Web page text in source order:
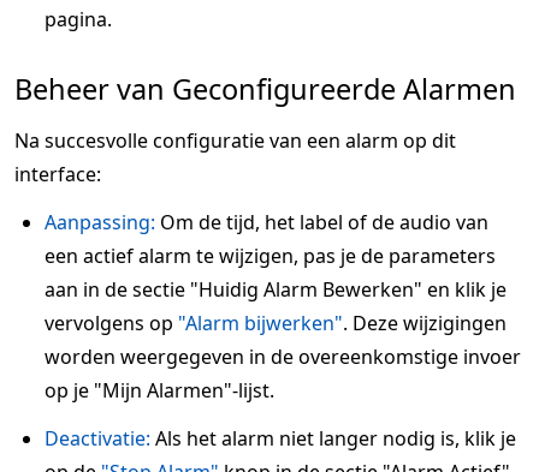
pagina.
Beheer van Geconfigureerde Alarmen
Na succesvolle configuratie van een alarm op dit
interface:
Aanpassing: Om de tijd, het label of de audio van
een actief alarm te wijzigen, pas je de parameters
aan in de sectie "Huidig Alarm Bewerken" en klik je
vervolgens op "Alarm bijwerken". Deze wijzigingen
worden weergegeven in de overeenkomstige invoer
op je "Mijn Alarmen"-lijst.
Deactivatie: Als het alarm niet langer nodig is, klik je